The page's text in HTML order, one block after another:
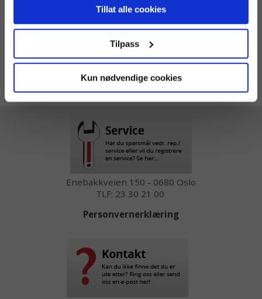
Tillat alle cookies
Tilpass
Kun nødvendige cookies
Vis priser inkl mva
Enebakkveien 150 - 0680 Oslo
TLF: 23 30 21 00
Personvernerklæring